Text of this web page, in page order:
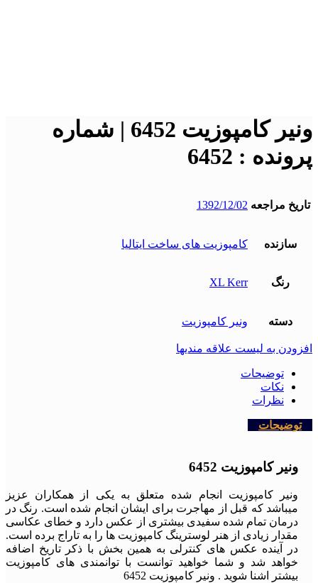
ونیر کامپوزیت 6452 | شماره
پرونده : 6452
تاریخ مراجعه 1392/12/02
سازنده کامپوزیت های ساخت ایتالیا
رنگ XL Kerr
دسته ونیر کامپوزیت
افزودن به لیست علاقه مندیها
توضیحات
نکات
نظرات
توضیحات
ونیر کامپوزیت 6452
ونیر کامپوزیت انجام شده متعلق به یکی از همکاران عزیز
میباشد که قبل از مهاجرت برای ایشان انجام شده است. رنگ در
درمان تمام شده سفیدی بیشتری از عکس دارد و خطای عکاسی
مقدار زیادی از هنر لوسترینگ کامپوزیت ها را به تاراج برده است.
در آینده عکس های کنترلی به همین بخش با ذکر تاریخ اضافه
خواهد شد و شما خواهید توانست با توانمندی های کامپوزیت
بیشتر اشنا شوید . ونیر کامپوزیت 6452